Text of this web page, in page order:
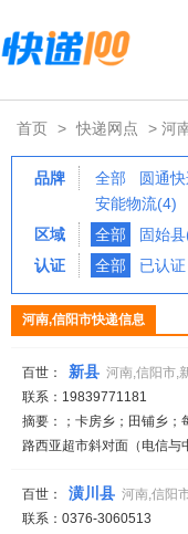
首页 > 快递网点 > 河
品牌 全部 圆通
安能物流(4)
区域
全部 固始
认证
全部 已认证
河南,信阳市快递信息
百世： 新县 河南,信阳市,
联系：19839771181
摘要：；卡房乡；田铺乡；
路西亚超市斜对面（电信与
百世： 潢川县 河南,信阳
联系：0376-3060513